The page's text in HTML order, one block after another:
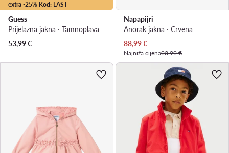
extra -25% Kod: LAST
Guess
Prijelazna jakna · Tamnoplava
53,99€
Napapijri
Anorak jakna · Crvena
Trenutna cijena
88,99€
Najniža cijena93,99 €